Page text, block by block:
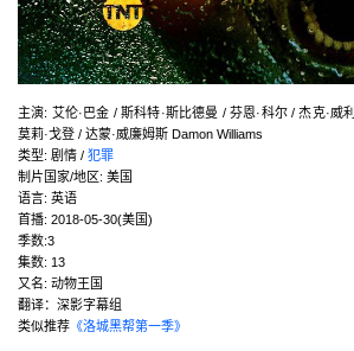
主演: 艾伦·巴金 / 斯科特·斯比德曼 / 芬恩·科尔 / 杰克·威
莫莉·戈登 / 达蒙·威廉姆斯 Damon Williams
类型: 剧情 / 犯罪
制片国家/地区: 美国
语言: 英语
首播: 2018-05-30(美国)
季数:3
集数: 13
又名: 动物王国
翻译：深影字幕组
类似推荐 《洛城黑帮第一季》